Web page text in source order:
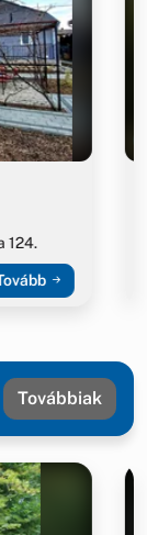
124.
Továbbiak